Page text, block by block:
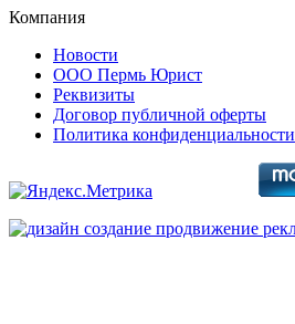
Компания
Новости
ООО Пермь Юрист
Реквизиты
Договор публичной оферты
Политика конфиденциальности